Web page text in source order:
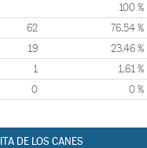
100 %
62 76,54 %
19 23,46 %
1 1,61 %
0 0 %
DE LOS CANES